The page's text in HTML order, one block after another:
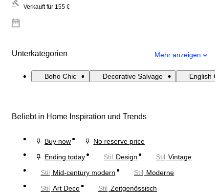
Verkauft für 155 €
Unterkategorien Mehr anzeigen
Boho Chic Decorative Salvage English
Beliebt in Home Inspiration und Trends
Buy now
No reserve price
Ending today
Stil Design Stil Vintage
Stil Mid-century modern Stil Moderne
Stil Art Deco Stil Zeitgenössisch